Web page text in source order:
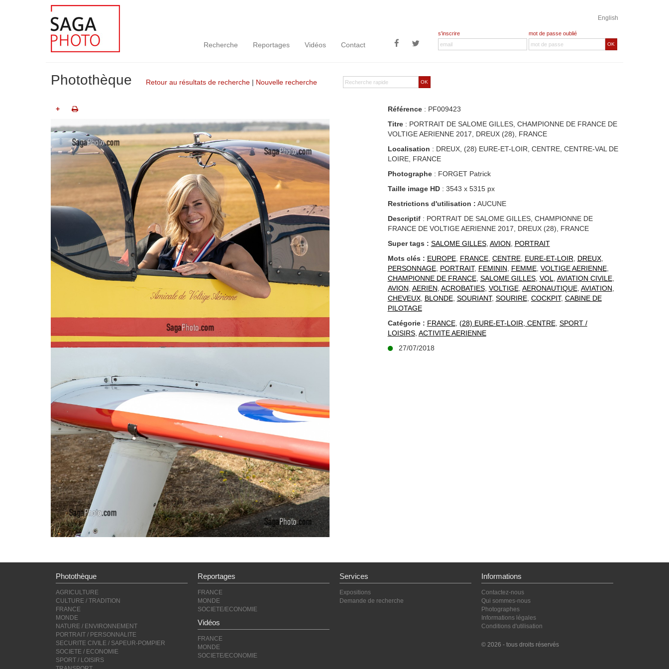
English
Recherche Reportages Vidéos Contact
s'inscrire mot de passe oublié
OK
OK
Photothèque Retour au résultats de recherche | Nouvelle recherche
+ Référence: PF009423
Titre: PORTRAIT DE SALOME GILLES, CHAMPIONNE DE FRANCE DE
VOLTIGE AERIENNE 2017, DREUX (28), FRANCE
Localisation : DREUX, (28) EURE-ET-LOIR, CENTRE, CENTRE-VAL DE
LOIRE, FRANCE
Photographe: FORGET Patrick
Taille image HD: 3543 x 5315 px
Restrictions d'utilisation : AUCUNE
Descriptif: PORTRAIT DE SALOME GILLES, CHAMPIONNE DE
FRANCE DE VOLTIGE AERIENNE 2017, DREUX (28), FRANCE
Super tags : SALOME GILLES, AVION
PORTRAIT
Mots clés : EUROPE, FRANCE, CENTRE, EURE-ET-LOIR DREUX,
PERSONNAGE, PORTRAIT, FEMININ FEMME, VOLTIGE AERIENNE,
CHAMPIONNE DE FRANCE, SALOME GILLES, VOL AVIATION CIVILE,
AVION AERIEN ACROBATIES, VOLTIGE, AERONAUTIQUE, AVIATION
CHEVEUX, BLONDE, SOURIANT, SOURIRE, COCKPIT, CABINE DE
PILOTAGE
Catégorie : FRANCE, (28) EURE-ET-LOIR, CENTRE, SPORT /
LOISIRS, ACTIVITE AERIENNE
27/07/2018
Photothèque
AGRICULTURE
CULTURE / TRADITION
FRANCE
MONDE
NATURE / ENVIRONNEMENT
PORTRAIT / PERSONNALITE
SECURITE CIVILE / SAPEUR-POMPIER
SOCIETE / ECONOMIE
SPORT / LOISIRS
Reportages
FRANCE
MONDE
SOCIETE/ECONOMIE
Vidéos
FRANCE
MONDE
SOCIETE/ECONOMIE
Services
Expositions
Demande de recherche
Informations
Contactez-nous
Qui sommes-nous
Photographes
Informations légales
Conditions d'utilisation
© 2026 - tous droits réservés